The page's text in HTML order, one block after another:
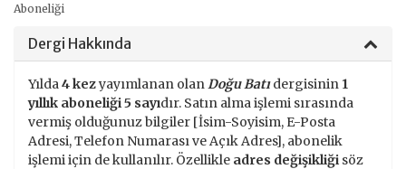
Aboneliği
Dergi Hakkında
Yılda4 kezyayımlanan olanDoğu Batıdergisinin 1
yıllık aboneliği5 sayıdır. Satın alma işlemi sırasında
vermiş olduğunuz bilgiler [İsim-Soyisim, E-Posta
Adresi, Telefon Numarası ve Açık Adres], abonelik
işlemi için de kullanılır. Özellikle adres değişikliği söz